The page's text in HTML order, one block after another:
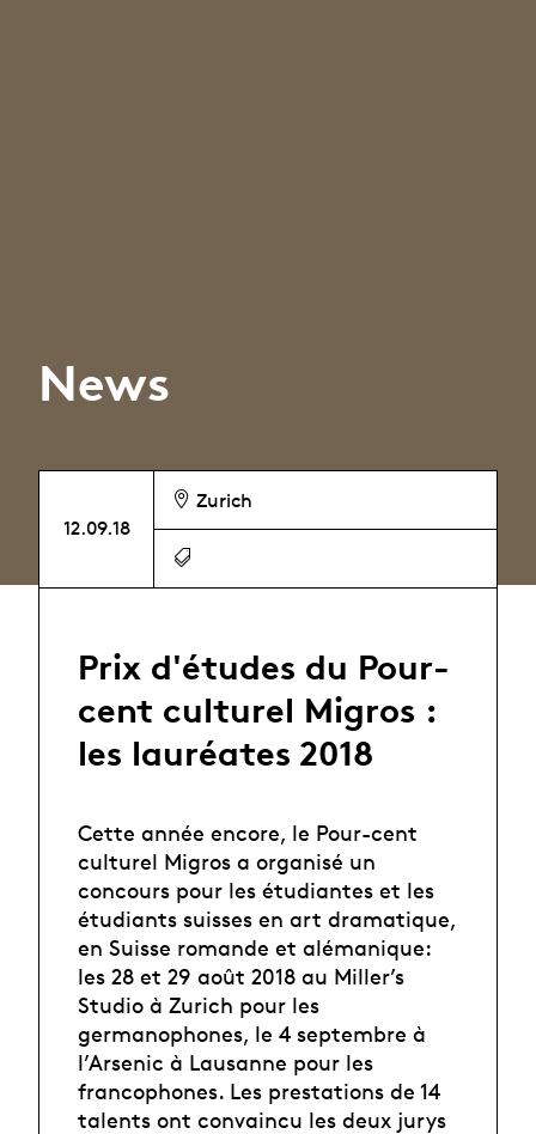
News
12.09.18
Zurich
Prix d'études du Pour-
cent culturel Migros :
les lauréates 2018
Cette année encore, le Pour-cent
culturel Migros a organisé un
concours pour les étudiantes et les
étudiants suisses en art dramatique,
en Suisse romande et alémanique:
les 28 et 29 août 2018 au Miller’s
Studio à Zurich pour les
germanophones, le 4 septembre à
l’Arsenic à Lausanne pour les
francophones. Les prestations de 14
talents ont convaincu les deux jurys